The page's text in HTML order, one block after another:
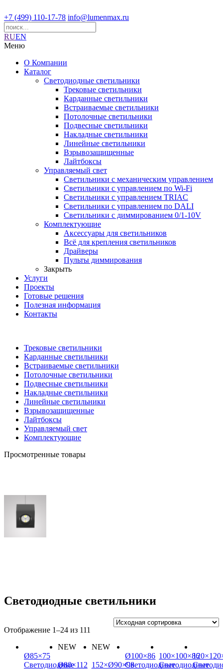
+7 (499) 110-17-78 info@lumenmax.ru
RUEN
Меню
О Компании
Каталог
Светодиодные светильники
Трековые светильники
Карданные светильники
Встраиваемые светильники
Потолочные светильники
Подвесные светильники
Накладные светильники
Линейные светильники
Взрывозащищенные
Лайтбоксы
Управляемый свет
Светильники с механическим управлением
Светильники с управлением по Wi-Fi
Светильники с управлением TRIAC
Светильники с управлением по DALI
Светильники с диммированием 0/1-10V
Комплектующие
Аксессуары для светильников
Всё для крепления светильников
Драйверы
Пульты диммирования
Закрыть
Услуги
Проекты
Готовые решения
Полезная информация
Контакты
Трековые светильники
Карданные светильники
Встраиваемые светильники
Потолочные светильники
Подвесные светильники
Накладные светильники
Линейные светильники
Взрывозащищенные
Лайтбоксы
Управляемый свет
Комплектующие
Просмотренные товары
Светодиодные светильники
Отображение 1–24 из 111
Ø85×75
Светодиодные
NEW
Ø80×112
NEW
152×Ø90×98
Ø100×86
Светодиодные
100×100×86
Светодиодные